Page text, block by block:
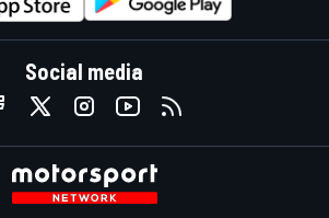
Social media